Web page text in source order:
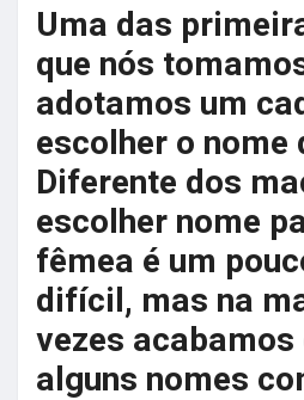
Uma das
que nós
adotamos um
escolher o nome
Diferente dos
escolher nome
fêmea é um
difícil, mas na
vezes
alguns nomes